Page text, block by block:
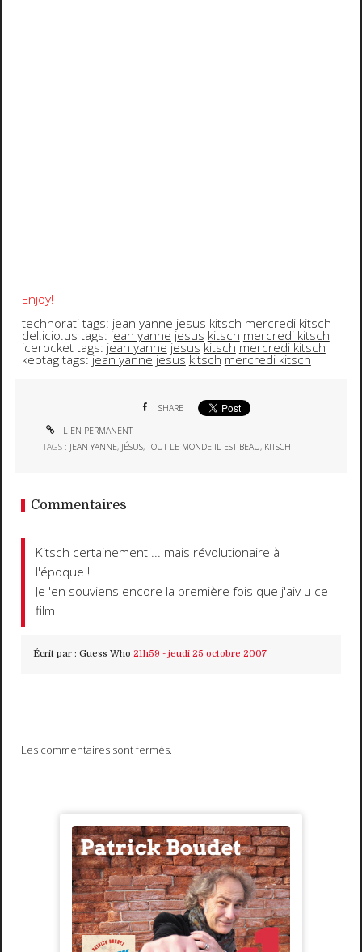
Enjoy!
technorati tags: jean yanne jesus kitsch mercredi kitsch
del.icio.us tags: jean yanne jesus kitsch mercredi kitsch
icerocket tags: jean yannejesuskitschmercredi kitsch
keotag tags:jean yannejesuskitschmercredi kitsch
SHARE
LIEN PERMANENT
TAGS : JEAN YANNE, JÉSUS,TOUT LE MONDE IL EST BEAU, KITSCH
Commentaires
Kitsch certainement ... mais révolutionaire à
l'époque !
Je 'en souviens encore la première fois que j'aiv u ce
film
Écrit par : Guess Who 21h59 - jeudi 25 octobre 2007
Les commentaires sont fermés.